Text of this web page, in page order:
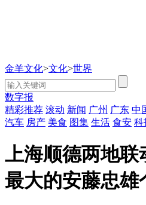
金羊文化>文化>世界
数字报
精彩推荐 滚动 新闻 广州 广东 中
汽车 房产 美食 图集 生活 食安 科
上海顺德两地联
最大的安藤忠雄